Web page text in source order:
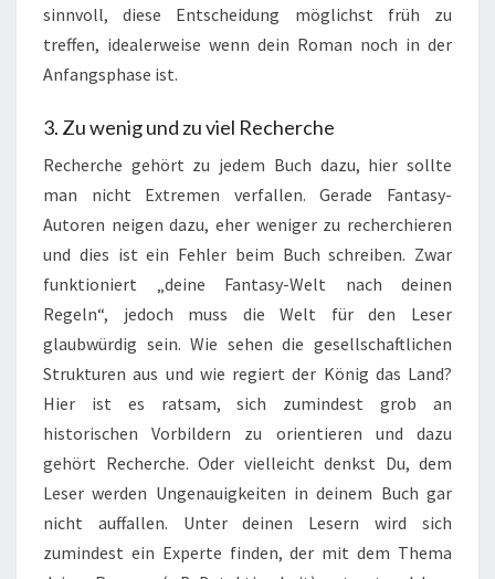
sinnvoll, diese Entscheidung möglichst früh zu
treffen, idealerweise wenn dein Roman noch in der
Anfangsphase ist.
3. Zu wenig und zu viel Recherche
Recherche gehört zu jedem Buch dazu, hier sollte
man nicht Extremen verfallen. Gerade Fantasy-
Autoren neigen dazu, eher weniger zu recherchieren
und dies ist ein Fehler beim Buch schreiben. Zwar
funktioniert „deine Fantasy-Welt nach deinen
Regeln“, jedoch muss die Welt für den Leser
glaubwürdig sein. Wie sehen die gesellschaftlichen
Strukturen aus und wie regiert der König das Land?
Hier ist es ratsam, sich zumindest grob an
historischen Vorbildern zu orientieren und dazu
gehört Recherche. Oder vielleicht denkst Du, dem
Leser werden Ungenauigkeiten in deinem Buch gar
nicht auffallen. Unter deinen Lesern wird sich
zumindest ein Experte finden, der mit dem Thema